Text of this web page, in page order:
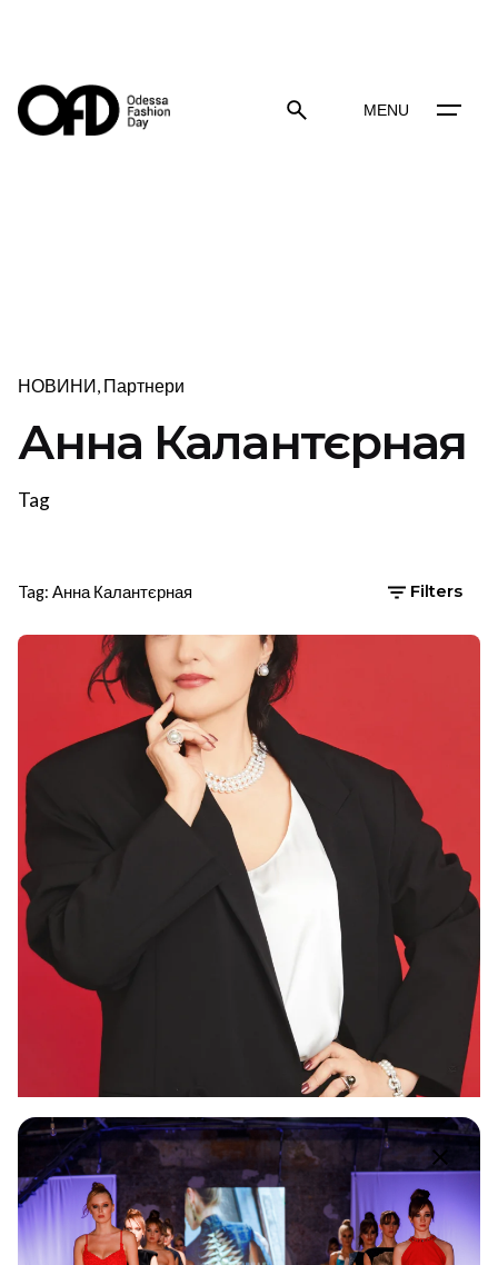
MENU
НОВИНИ Партнери
Анна Калантєрная
Tag
Tag: Анна Калантєрная Filters
8 Липня 2026 1 min read
Анна Калантєрная стала офіційним
обличчям японського бренду
YAMAGIWA в Україні
У 2026 році психологиня та експертка з